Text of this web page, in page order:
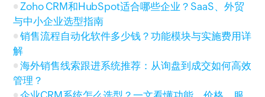
Zoho CRM和HubSpot适合哪些企业？SaaS、外贸
与中小企业选型指南
销售流程自动化软件多少钱？功能模块与实施费用详
解
海外销售线索跟进系统推荐：从询盘到成交如何高效
管理？